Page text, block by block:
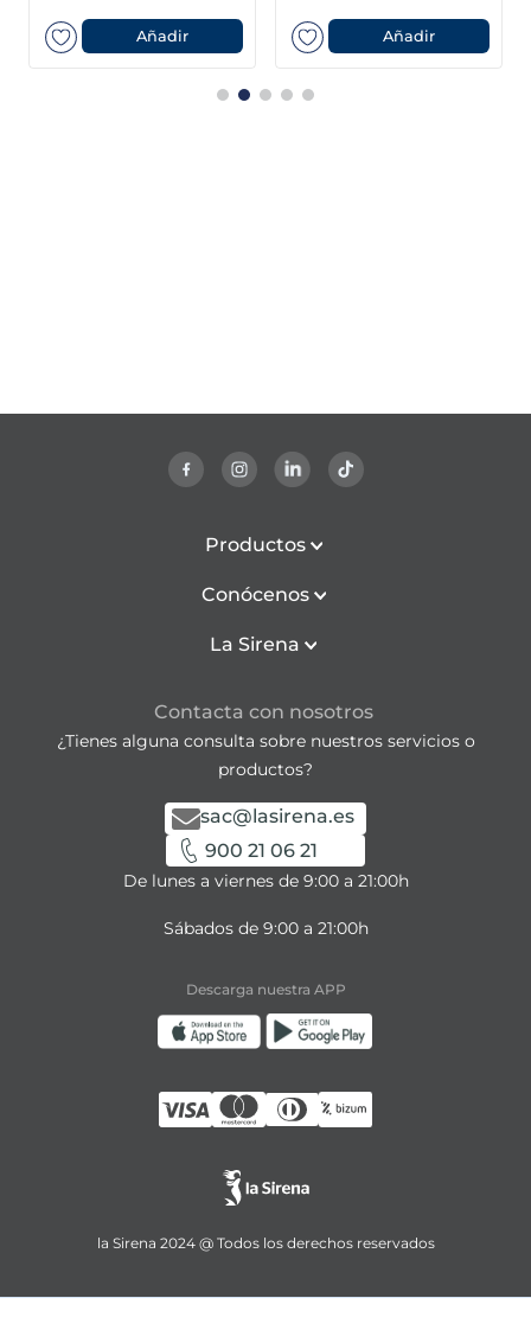
Añadir Añadir
Productos
Conócenos
La Sirena
Contacta con nosotros
¿Tienes alguna consulta sobre nuestros servicios o
productos?
sac@lasirena.es
900 21 06 21
De lunes a viernes de 9:00 a 21:00h
Sábados de 9:00 a 21:00h
Descarga nuestra APP
la Sirena 2024 @ Todos los derechos reservados